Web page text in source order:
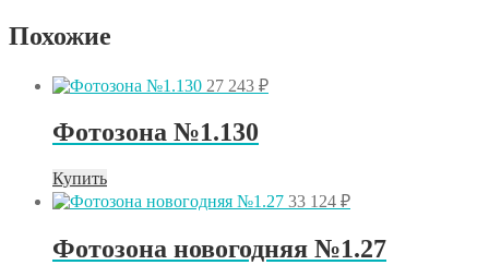
Похожие
27 243 ₽
Фотозона №1.130
Купить
33 124 ₽
Фотозона новогодняя №1.27